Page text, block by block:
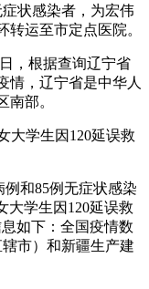
状感染者，为宏伟
转运至市定点医院。
，根据查询辽宁省
情，辽宁省是中华人
南部。
大学生因120延误救
例和85例无症状感染
大学生因120延误救
如下：全国疫情数
市）和新疆生产建